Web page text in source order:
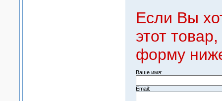
Если Вы
этот
форму
Ваше имя:
Email: